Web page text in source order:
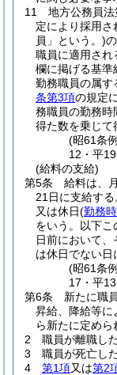
11
地方公務員
定により採用さ
員」という。)
職員に適用され
欄に掲げる基準
勤務職員の属す
条第3項の規定
務職員の勤務時
得た数を乗じて
(昭61条
12・平
(給料の支給)
第5条
給料は、
21日に支給する
又は休日(勤務
をいう。以下こ
日前において
は休日でない日
(昭61条
17・平
第6条
新たに職
昇給、降給等に
ら新たに定めら
2
職員が離職し
3
職員が死亡し
4
第1項又は第2